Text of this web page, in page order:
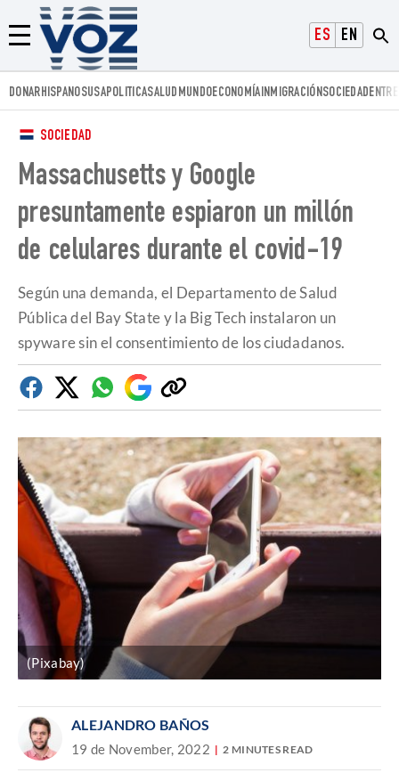
ESPAÑOLENGLISH
Menú
Voz.us
DONARHISPANOSUSAPOLITICASALUD MUNDOECONOMÍAINMIGRACIÓNSOCIEDAD
SOCIEDAD
Massachusetts y Google
presuntamente espiaron un millón
de celulares durante el covid-19
Según una demanda, el Departamento de Salud
Pública del Bay State y la Big Tech instalaron un
spyware sin el consentimiento de los ciudadanos.
FacebookTwitterWhatsapp
Google
Discover
Copiar
enlace
(Pixabay)
ALEJANDRO BAÑOS
19 de November, 2022 2 MINUTES READ